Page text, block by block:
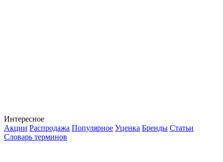
Интересное
Акции Распродажа Популярное Уценка Бренды Статьи
Словарь терминов